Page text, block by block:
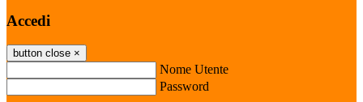
Accedi
button close ×
Nome Utente
Password